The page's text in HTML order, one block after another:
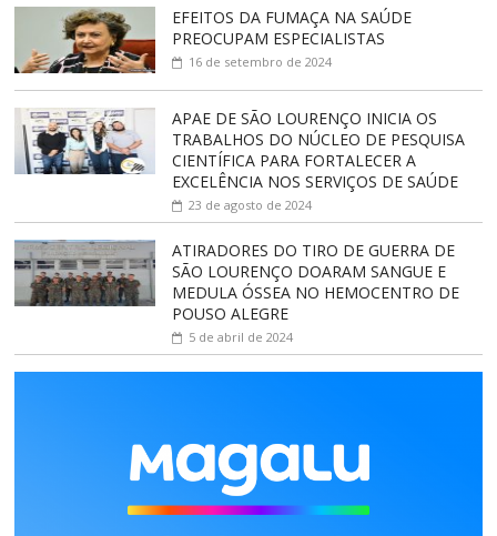
EFEITOS DA FUMAÇA NA SAÚDE
PREOCUPAM ESPECIALISTAS
16 de setembro de 2024
APAE DE SÃO LOURENÇO INICIA OS
TRABALHOS DO NÚCLEO DE PESQUISA
CIENTÍFICA PARA FORTALECER A
EXCELÊNCIA NOS SERVIÇOS DE SAÚDE
23 de agosto de 2024
ATIRADORES DO TIRO DE GUERRA DE
SÃO LOURENÇO DOARAM SANGUE E
MEDULA ÓSSEA NO HEMOCENTRO DE
POUSO ALEGRE
5 de abril de 2024